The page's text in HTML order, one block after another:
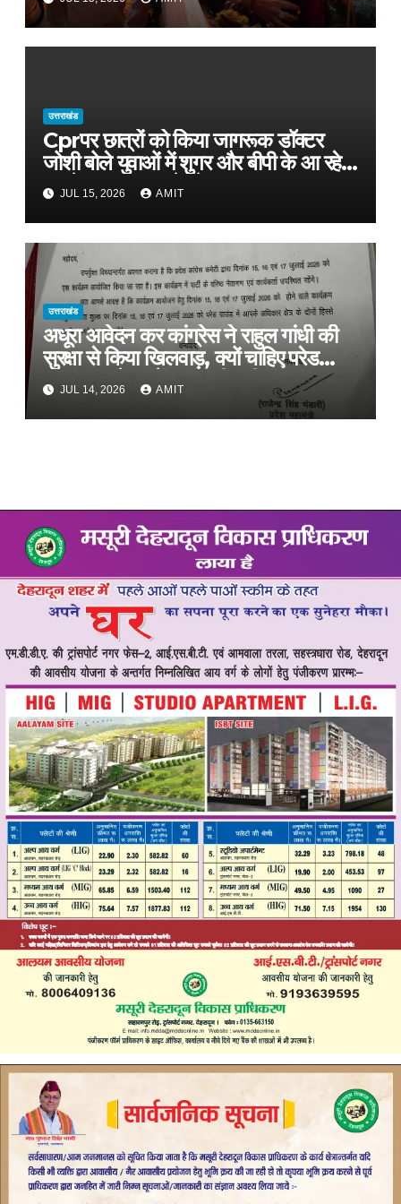
उत्तराखंड
Cprपर छात्रों को किया जागरूक डॉक्टर
जोशी बोले युवाओं में शुगर और बीपी के आ रहे
मामले, फास्ट फूड से रहे दूर
JUL 15, 2026 AMIT
उत्तराखंड
अधूरा आवेदन कर कांग्रेस ने राहुल गांधी की
सुरक्षा से किया खिलवाड़, क्यों चाहिए परेड
ग्राउंड, आवेदन में बताया ही नहीं
JUL 14, 2026 AMIT